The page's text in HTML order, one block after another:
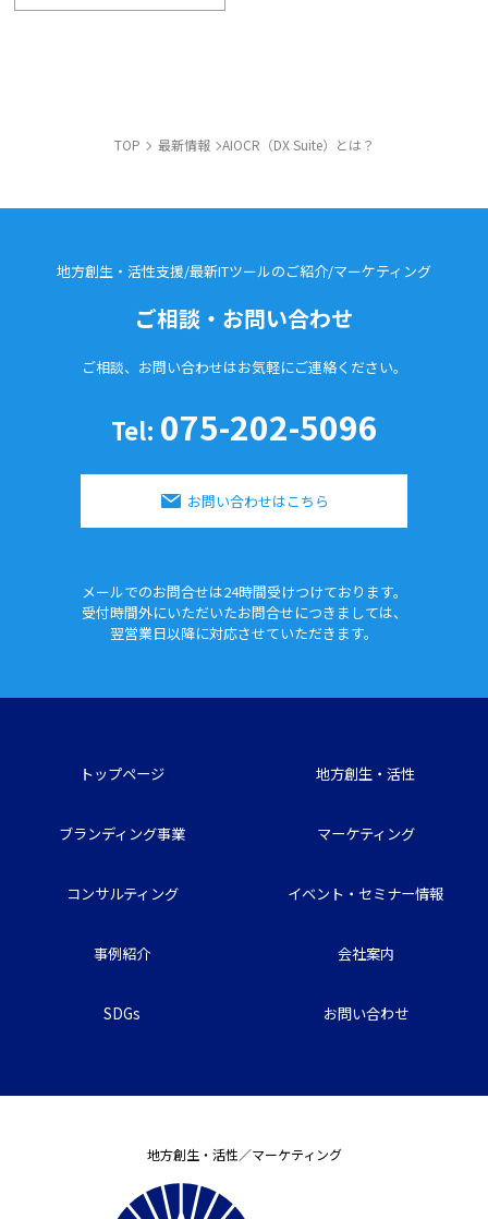
TOP 最新情報 AIOCR（DX Suite）とは？
地方創生・活性支援/最新ITツールのご紹介/マーケティング
ご相談・お問い合わせ
ご相談、お問い合わせはお気軽にご連絡ください。
Tel: 075-202-5096
お問い合わせはこちら
メールでのお問合せは24時間受けつけております。
受付時間外にいただいたお問合せにつきましては、
翌営業日以降に対応させていただきます。
トップページ 地方創生・活性
ブランディング事業 マーケティング
コンサルティング イベント・セミナー情報
事例紹介 会社案内
SDGs お問い合わせ
地方創生・活性／マーケティング